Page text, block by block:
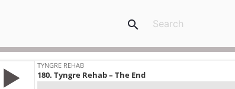
search